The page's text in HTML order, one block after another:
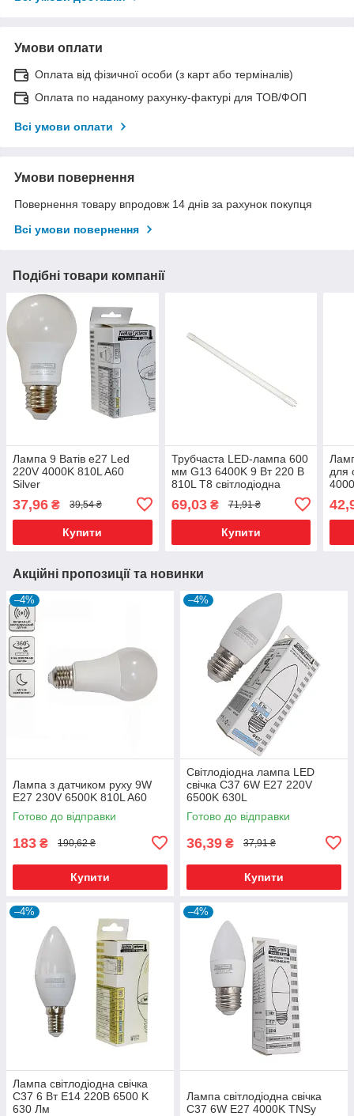
Умови оплати
Оплата від фізичної особи (з карт або терміналів)
Оплата по наданому рахунку-фактурі для ТОВ/ФОП
Всі умови оплати
Умови повернення
Повернення товару впродовж 14 днів за рахунок покупця
Всі умови повернення
Подібні товари компанії
Лампа 9 Ватів е27 Led
220V 4000K 810L A60
Silver
37,96 ₴ 39,54 ₴
Купити
Трубчаста LED-лампа 600
мм G13 6400K 9 Вт 220 В
810L T8 світлодіодна
69,03₴ 71,91 ₴
Купити
для
Акційні пропозиції та новинки
–4%
Лампа з датчиком руху 9W
E27 230V 6500K 810L A60
Готово до відправки
183 ₴ 190,62 ₴
Купити
–4%
Світлодіодна лампа LED
свічка C37 6W E27 220V
6500K 630L
Готово до відправки
36,39 ₴ 37,91 ₴
Купити
–4%
Лампа світлодіодна свічка
C37 6 Вт Е14 220В 6500 K
630 Лм
–4%
Лампа світлодіодна свічка
C37 6W E27 4000K TNSy